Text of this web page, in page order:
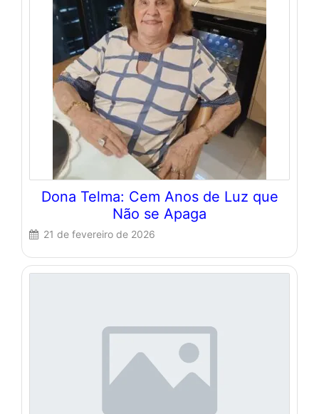
Dona Telma: Cem Anos de Luz que
Não se Apaga
21 de fevereiro de 2026